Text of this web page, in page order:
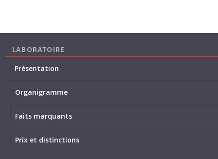
LABORATOIRE
Présentation
Organigramme
Faits marquants
Prix et distinctions